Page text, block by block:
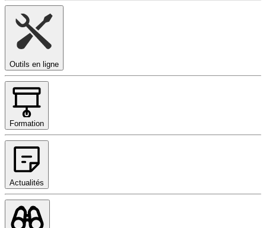
Outils en ligne
Formation
Actualités